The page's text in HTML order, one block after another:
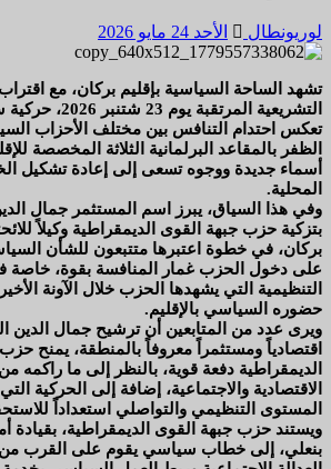
لوريونطال الأحد 24 مايو 2026
تشهد الساحة السياسية بإقليم بركان، مع
التشريعية المرتقبة
تعكس احتدام التنافس بين مختلف الأحزاب
الظفر بالمقاعد البرلمانية الثلاثة المخصصة
أسماء جديدة ووجوه تسعى إلى إعادة تشكيل
المحلية.
وفي هذا السياق، يبرز اسم المستثمر جمال
بتزكية حزب جبهة القوى الديمقراطية وكيلاً
بركان، في خطوة اعتبرها متتبعون للشأن
على دخول الحزب غمار المنافسة بقوة، خاصة
التنظيمية التي يشهدها الحزب خلال الآونة
حضوره السياسي بالإقليم.
ويرى عدد من المتابعين أن ترشيح جمال الدين
اقتصادياً ومستثمراً معروفاً بالمنطقة، يمنح
الديمقراطية دفعة قوية، بالنظر إلى ما
الاقتصادية والاجتماعية، إضافة إلى الحركية
المستوى التنظيمي والتواصلي استعداداً
ويستند حزب جبهة القوى الديمقراطية، بقيادة
بنعلي، إلى خطاب سياسي يقوم على القرب من